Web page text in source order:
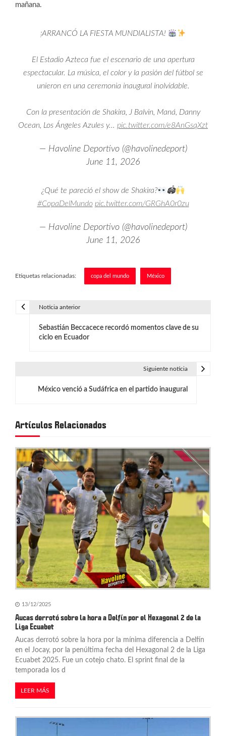
mañana.
¡ARRANCÓ LA FIESTA MUNDIALISTA!
El Estadio Azteca fue el escenario de una apertura
espectacular. La música, el color y la pasión del fútbol se
unieron en una ceremonia inaugural inolvidable.
​Con la presentación de Shakira, J Balvin, Maná, Danny
Ocean, Los Ángeles Azules y… pic.twitter.com/e8AnGsqXzt
— Havoline Deportivo (@havolinedeport)
June 11, 2026
¿Qué te pareció el show de Shakira?
🏟
#CopaDelMundo pic.twitter.com/GRGhA0r0zu
— Havoline Deportivo (@havolinedeport)
June 11, 2026
Etiquetas relacionadas: copa del mundo México
c
ó
n
d
e
e
n
t
r
a
d
a
s
Noticia anterior
Sebastián Beccacece recordó momentos clave de su
ciclo en Ecuador
Siguiente noticia
México venció a Sudáfrica en el partido inaugural
Artículos Relacionados
13/12/2025
Aucas derrotó sobre la hora a Delfín por el Hexagonal 2 de la
Liga Ecuabet
Aucas derrotó sobre la hora por la mínima diferencia a Delfín
en el Jocay, por la penúltima fecha del Hexagonal 2 de la Liga
Ecuabet 2025. Fue un cotejo chato. El sprint final de la
temporada los d
LEER MÁS